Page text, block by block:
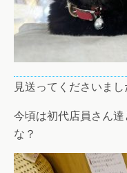
見送ってくださいまし
今頃は初代店員さん
な？